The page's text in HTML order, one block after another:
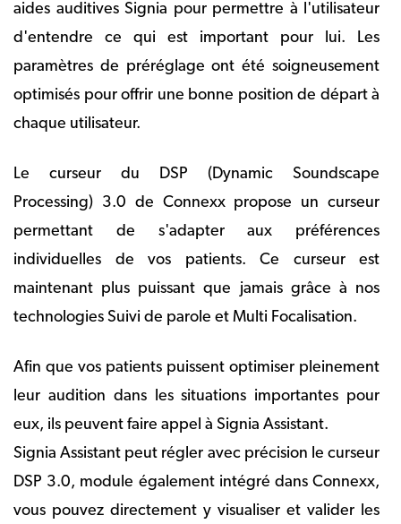
aides auditives Signia pour permettre à l'utilisateur
d'entendre ce qui est important pour lui. Les
paramètres de préréglage ont été soigneusement
optimisés pour offrir une bonne position de départ à
chaque utilisateur.
Le curseur du DSP (Dynamic Soundscape
Processing) 3.0 de Connexx propose un curseur
permettant de s'adapter aux préférences
individuelles de vos patients. Ce curseur est
maintenant plus puissant que jamais grâce à nos
technologies Suivi de parole et Multi Focalisation.
Afin que vos patients puissent optimiser pleinement
leur audition dans les situations importantes pour
eux, ils peuvent faire appel à Signia Assistant.
Signia Assistant peut régler avec précision le curseur
DSP 3.0, module également intégré dans Connexx,
vous pouvez directement y visualiser et valider les